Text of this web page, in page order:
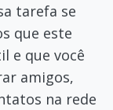
tarefa se
que este
e que você
amigos,
na rede